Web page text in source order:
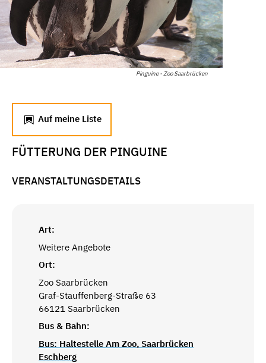
Pinguine - Zoo Saarbrücken
Auf meine Liste
FÜTTERUNG DER PINGUINE
VERANSTALTUNGSDETAILS
Art:
Weitere Angebote
Ort:
Zoo Saarbrücken
Graf-Stauffenberg-Straße 63
66121 Saarbrücken
Bus & Bahn:
Bus: Haltestelle Am Zoo, Saarbrücken
Eschberg